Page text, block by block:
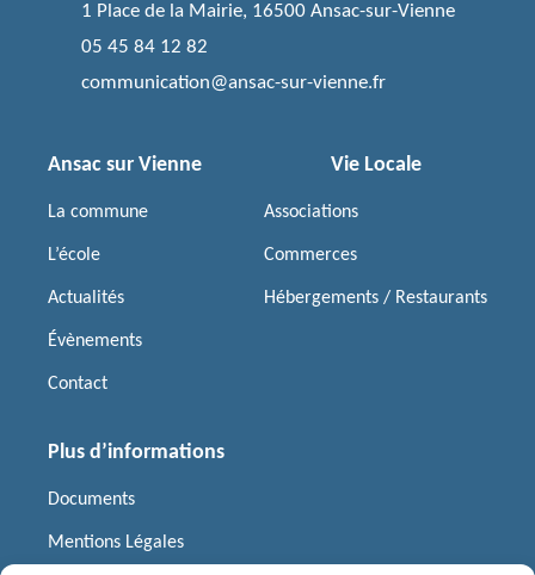
1 Place de la Mairie, 16500 Ansac-sur-Vienne
05 45 84 12 82
communication@ansac-sur-vienne.fr
Ansac sur Vienne
La commune
L’école
Actualités
Évènements
Contact
Vie Locale
Associations
Commerces
Hébergements / Restaurants
Plus d’informations
Documents
Mentions Légales